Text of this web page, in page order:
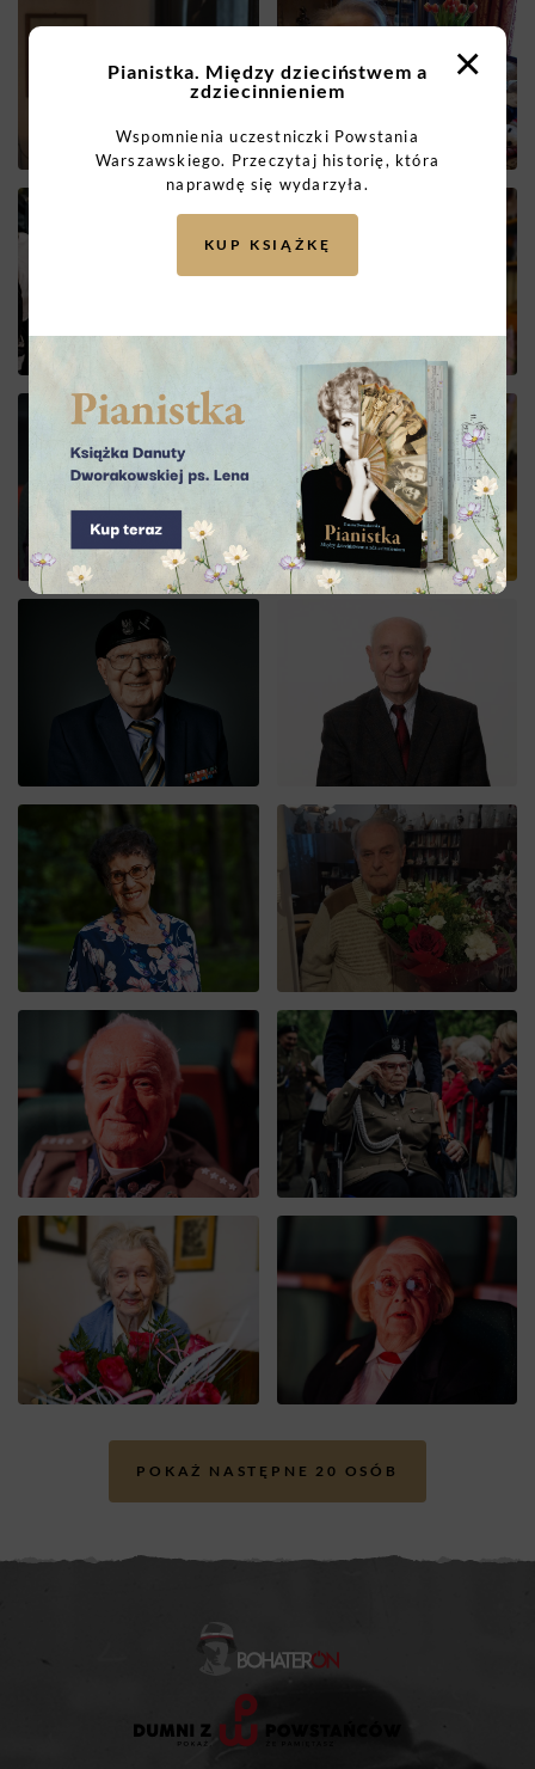
POKAŻ NASTĘPNE 20 OSÓB
×
Pianistka. Między dzieciństwem a
zdziecinnieniem
Wspomnienia uczestniczki Powstania
Warszawskiego. Przeczytaj historię, która
naprawdę się wydarzyła.
KUP KSIĄŻKĘ